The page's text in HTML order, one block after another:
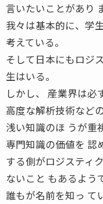
言いたいことがあり
我々は基本的に、学
考えている。
そして日本にもロジ
生はいる。
しかし、 産業界は必
高度な解析技術など
浅い知識のほ うが重
専門知識の価値を
する側がロジスティ
ないこと もあるよう
誰もが名前を知っ て